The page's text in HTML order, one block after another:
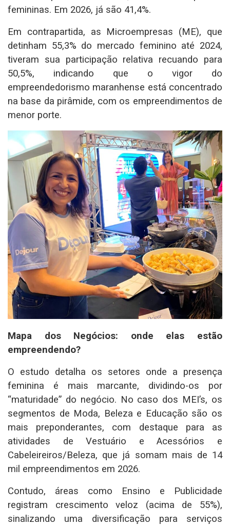
femininas. Em 2026, já são 41,4%.
Em contrapartida, as Microempresas (ME), que
detinham 55,3% do mercado feminino até 2024,
tiveram sua participação relativa recuando para
50,5%, indicando que o vigor do
empreendedorismo maranhense está concentrado
na base da pirâmide, com os empreendimentos de
menor porte.
Mapa dos Negócios: onde elas estão
empreendendo?
O estudo detalha os setores onde a presença
feminina é mais marcante, dividindo-os por
“maturidade” do negócio. No caso dos MEI’s, os
segmentos de Moda, Beleza e Educação são os
mais preponderantes, com destaque para as
atividades de Vestuário e Acessórios e
Cabeleireiros/Beleza, que já somam mais de 14
mil empreendimentos em 2026.
Contudo, áreas como Ensino e Publicidade
registram crescimento veloz (acima de 55%),
sinalizando uma diversificação para serviços